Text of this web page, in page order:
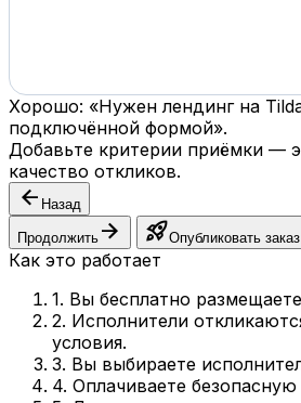
Хорошо: «Нужен лендинг на
подключённой формой».
Добавьте критерии приёмки —
качество откликов.
arrow_back Назад
Продолжить arrow_forward rocket_launchОпубликовать заказ
Как это работает
1. Вы бесплатно
2. Исполнители
условия.
3. Вы выбираете
4. Оплачиваете безопасную